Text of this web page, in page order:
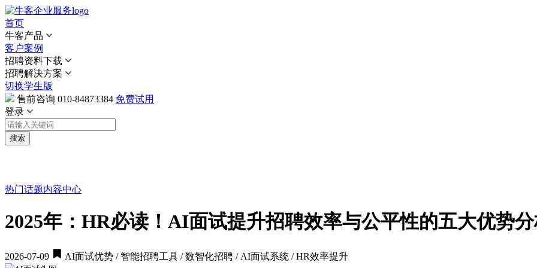
首页
牛客产品
客户案例
招聘资料下载
招聘解决方案
切换学生版
售前咨询 010-84873384 免费试用
登录
搜索
热门话题内容中心
2025年：HR必读！AI面试提升招聘效率与公平性的五大优势
2026-07-09 AI面试优势 / 智能招聘工具 / 数智化招聘 / AI面试系统 / HR效率提升